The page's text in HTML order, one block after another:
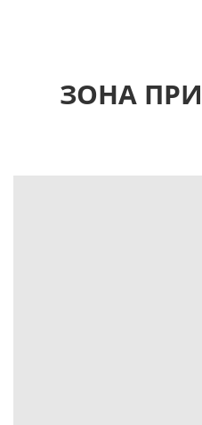
ЗОНА